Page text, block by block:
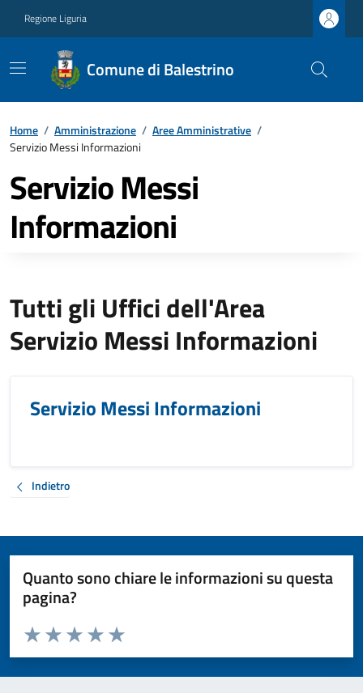
Regione Liguria
Comune di Balestrino
Home / Amministrazione / Aree Amministrative /
Servizio Messi Informazioni
Servizio Messi
Informazioni
Tutti gli Uffici dell'Area
Servizio Messi Informazioni
Servizio Messi Informazioni
Indietro
Quanto sono chiare le informazioni su questa
pagina?
Valuta da 1 a 5 stelle la pagina
Valuta 5 stelle su 5
Valuta 4 stelle su 5
Valuta 3 stelle su 5
Valuta 2 stelle su 5
Valuta 1 stelle su 5